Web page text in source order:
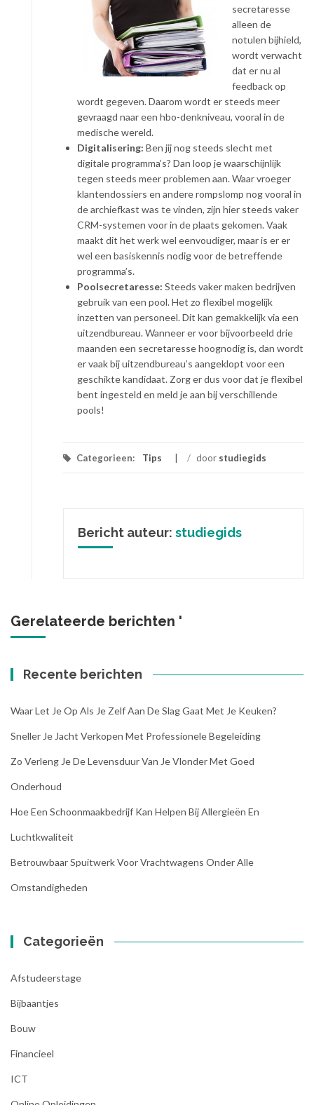
secretaresse
alleen de
notulen bijhield,
wordt verwacht
dat er nu al
feedback op
wordt gegeven. Daarom wordt er steeds meer
gevraagd naar een hbo-denkniveau, vooral in de
medische wereld.
Digitalisering: Ben jij nog steeds slecht met
digitale programma’s? Dan loop je waarschijnlijk
tegen steeds meer problemen aan. Waar vroeger
klantendossiers en andere rompslomp nog vooral in
de archiefkast was te vinden, zijn hier steeds vaker
CRM-systemen voor in de plaats gekomen. Vaak
maakt dit het werk wel eenvoudiger, maar is er er
wel een basiskennis nodig voor de betreffende
programma’s.
Poolsecretaresse: Steeds vaker maken bedrijven
gebruik van een pool. Het zo flexibel mogelijk
inzetten van personeel. Dit kan gemakkelijk via een
uitzendbureau. Wanneer er voor bijvoorbeeld drie
maanden een secretaresse hoognodig is, dan wordt
er vaak bij uitzendbureau’s aangeklopt voor een
geschikte kandidaat. Zorg er dus voor dat je flexibel
bent ingesteld en meld je aan bij verschillende
pools!
Categorieen: Tips / door studiegids
Bericht auteur: studiegids
Gerelateerde berichten '
Recente berichten
Waar Let Je Op Als Je Zelf Aan De Slag Gaat Met Je Keuken?
Sneller Je Jacht Verkopen Met Professionele Begeleiding
Zo Verleng Je De Levensduur Van Je Vlonder Met Goed
Onderhoud
Hoe Een Schoonmaakbedrijf Kan Helpen Bij Allergieën En
Luchtkwaliteit
Betrouwbaar Spuitwerk Voor Vrachtwagens Onder Alle
Omstandigheden
Categorieën
Afstudeerstage
Bijbaantjes
Bouw
Financieel
ICT